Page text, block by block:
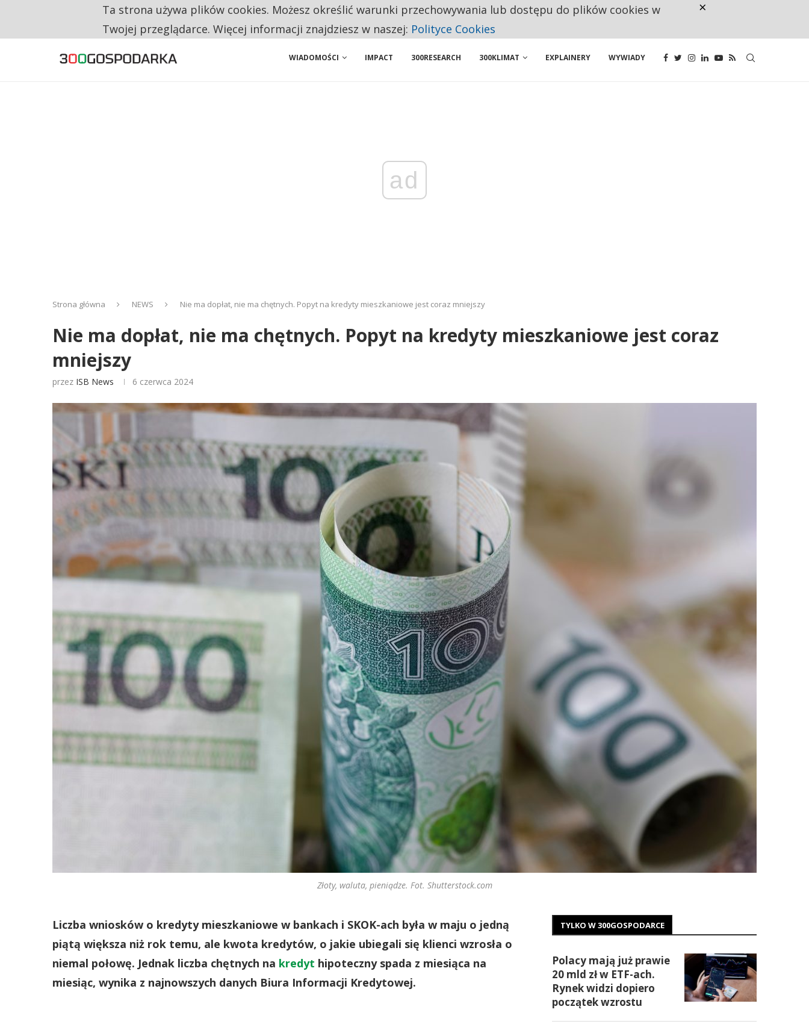
RESTRYKCJE CHIN UDERZAJĄ W EUROPEJSKI PRZEMYSŁ. NA LIŚCIE SĄ DWA PODMIOTY Z POLSKI
WIADOMOŚCI IMPACT 300RESEARCH 300KLIMAT EXPLAINERY WYWIADY
ad
Strona główna NEWS Nie ma dopłat, nie ma chętnych. Popyt na kredyty mieszkaniowe jest coraz mniejszy
Nie ma dopłat, nie ma chętnych. Popyt na kredyty mieszkaniowe jest coraz
mniejszy
przez ISB News 6 czerwca 2024
Złoty, waluta, pieniądze. Fot. Shutterstock.com
Liczba wniosków o kredyty mieszkaniowe w bankach i SKOK-ach była w maju o jedną
piątą większa niż rok temu, ale kwota kredytów, o jakie ubiegali się klienci wzrosła o
niemal połowę. Jednak liczba chętnych na kredyt hipoteczny spada z miesiąca na
miesiąc, wynika z najnowszych danych Biura Informacji Kredytowej.
TYLKO W 300GOSPODARCE
Polacy mają już prawie
20 mld zł w ETF-ach.
Rynek widzi dopiero
początek wzrostu
Ta strona używa plików cookies. Możesz określić warunki przechowywania lub dostępu do plików cookies w
Twojej przeglądarce. Więcej informacji znajdziesz w naszej: Polityce Cookies
×